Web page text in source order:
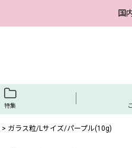
国
特集
> ガラス粒/Lサイズ/パープル(10g)